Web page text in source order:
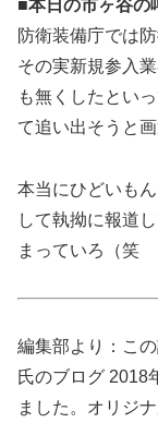
■本日の市ヶ谷の
防衛装備庁では
その実新規参入
も無くしたとい
て追い出そうと
本当にひどいも
して執拗に報道
まっていろ（笑
編集部より：こ
氏のブログ 2018
ました。オリジ